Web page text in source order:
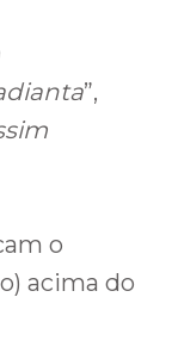
”,
o
acima do